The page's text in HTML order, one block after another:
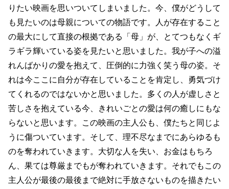
りたい映画を思いついてしまいました。今、僕がどうして
も見たいのは母親についての物語です。人が存在すること
の最大にして直接の根拠である「母」が、とてつもなくギ
ラギラ輝いている姿を見たいと思いました。我が子への溢
れんばかりの愛を抱えて、圧倒的に力強く笑う母の姿。そ
れは今ここに自分が存在していることを肯定し、勇気づけ
てくれるのではないかと思いました。多くの人が虚しさと
苦しさを抱えている今、きれいごとの愛は何の癒しにもな
らないと思います。この映画の主人公も、僕たちと同じよ
うに傷ついています。そして、理不尽なまでにあらゆるも
のを奪われていきます。大切な人を失い、お金はもちろ
ん、果ては尊厳までもが奪われていきます。それでもこの
主人公が最後の最後まで絶対に手放さないものを描きたい